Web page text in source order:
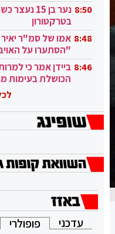
8:50
נער בן 15
בטרקטורון
8:48 אמו של סמ"ר יאיר
"הסתערו על
ובגבורה" 8:46 ביידן אמר כי
הכושלת בעימות
עדכני פופולרי